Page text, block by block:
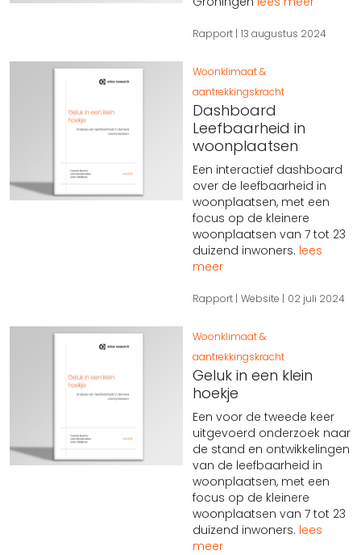
Rapport 13 augustus 2024
Woonklimaat &
aantrekkingskracht
Dashboard
Leefbaarheid in
woonplaatsen
Een interactief dashboard
over de leefbaarheid in
woonplaatsen, met een
focus op de kleinere
woonplaatsen van 7 tot 23
duizend inwoners. lees
meer
Rapport Website 02 juli 2024
Woonklimaat &
aantrekkingskracht
Geluk in een klein
hoekje
Een voor de tweede keer
uitgevoerd onderzoek naar
de stand en ontwikkelingen
van de leefbaarheid in
woonplaatsen, met een
focus op de kleinere
woonplaatsen van 7 tot 23
duizend inwoners. lees
meer